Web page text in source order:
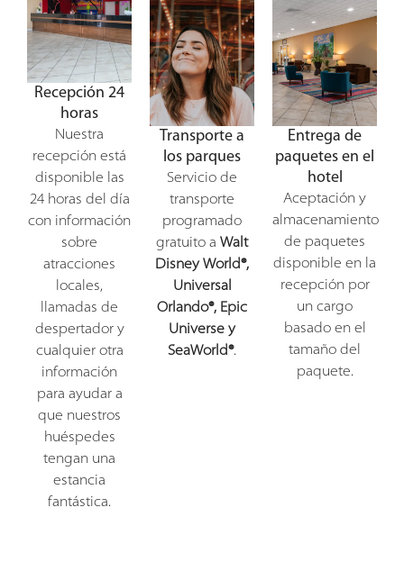
Recepción 24
horas
Nuestra
recepción está
disponible las
24 horas del día
con información
sobre
atracciones
locales,
llamadas de
despertador y
cualquier otra
información
para ayudar a
que nuestros
huéspedes
tengan una
estancia
fantástica.
Transporte a
los parques
Servicio de
transporte
programado
gratuito a Walt
Disney World®,
Universal
Orlando®, Epic
Universe y
SeaWorld®.
Entrega de
paquetes en el
hotel
Aceptación y
almacenamiento
de paquetes
disponible en la
recepción por
un cargo
basado en el
tamaño del
paquete.